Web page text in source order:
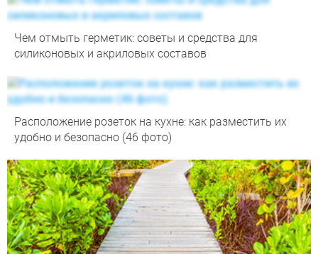
Чем отмыть герметик: советы и средства для
силиконовых и акриловых составов
Расположение розеток на кухне: как разместить их
удобно и безопасно (46 фото)